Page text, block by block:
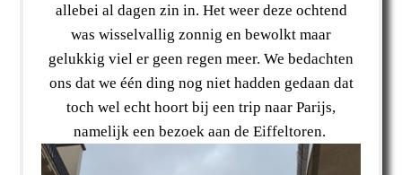
allebei al dagen zin in. Het weer deze ochtend
was wisselvallig zonnig en bewolkt maar
gelukkig viel er geen regen meer. We bedachten
ons dat we één ding nog niet hadden gedaan dat
toch wel echt hoort bij een trip naar Parijs,
namelijk een bezoek aan de Eiffeltoren.